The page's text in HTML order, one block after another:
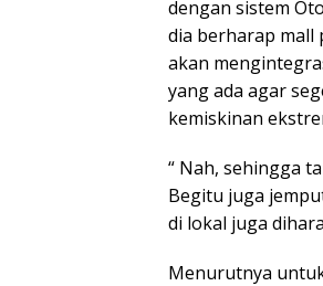
dengan sistem
dia berharap mall
akan
yang ada agar
kemiskinan
“ Nah, sehingga
Begitu juga
di lokal juga
Menurutnya